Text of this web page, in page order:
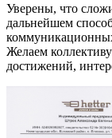
Уверены, что
дальнейшем
Желаем
достижений,